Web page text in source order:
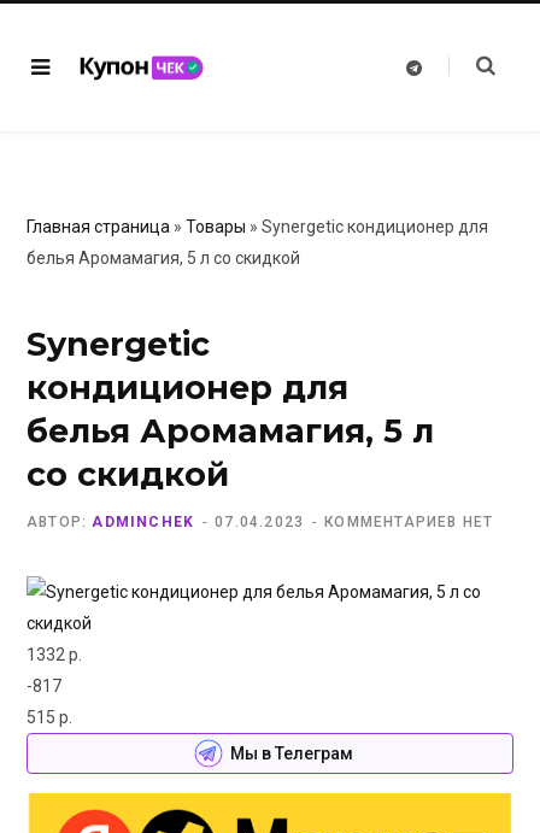
T
Главная страница » Товары » Synergetic кондиционер для
белья Аромамагия, 5 л со скидкой
Synergetic
кондиционер для
белья Аромамагия, 5 л
со скидкой
АВТОР: ADMINCHEK 07.04.2023 КОММЕНТАРИЕВ НЕТ
1332 р.
-817
515 р.
Мы в Телеграм